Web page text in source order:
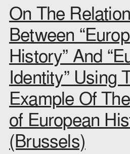
On The
Between
History” And
Identity” Using
Example Of
of European
(Brussels)